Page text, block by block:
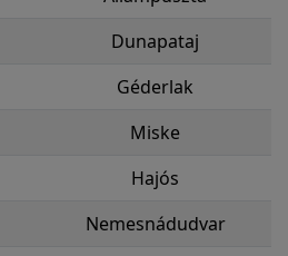
Dunapataj
Géderlak
Miske
Hajós
Nemesnádudvar